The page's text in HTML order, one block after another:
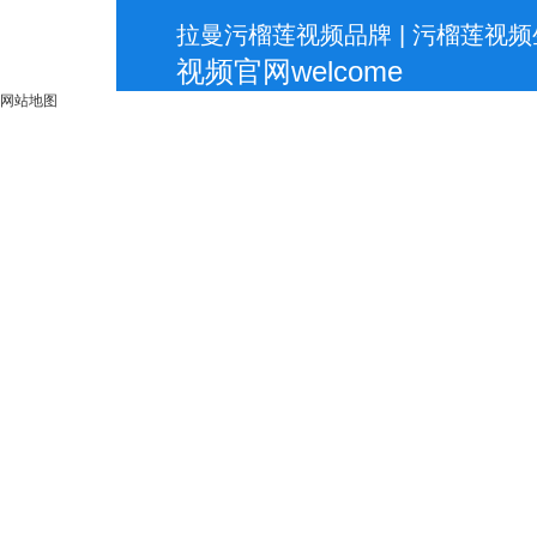
拉曼污榴莲视频品牌 | 污榴莲视
视频官网welcome
网站地图